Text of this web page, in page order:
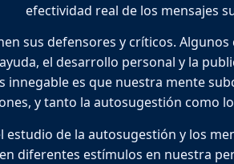
efectividad real de los mensajes
sus defensores y críticos.
el desarrollo personal y la
innegable es que nuestra mente
y tanto la autosugestión como
estudio de la autosugestión y los
diferentes estímulos en nuestra